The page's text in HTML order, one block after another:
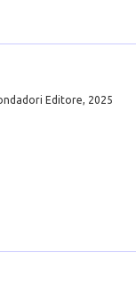
Editore, 2025